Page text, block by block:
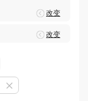
改变
改变